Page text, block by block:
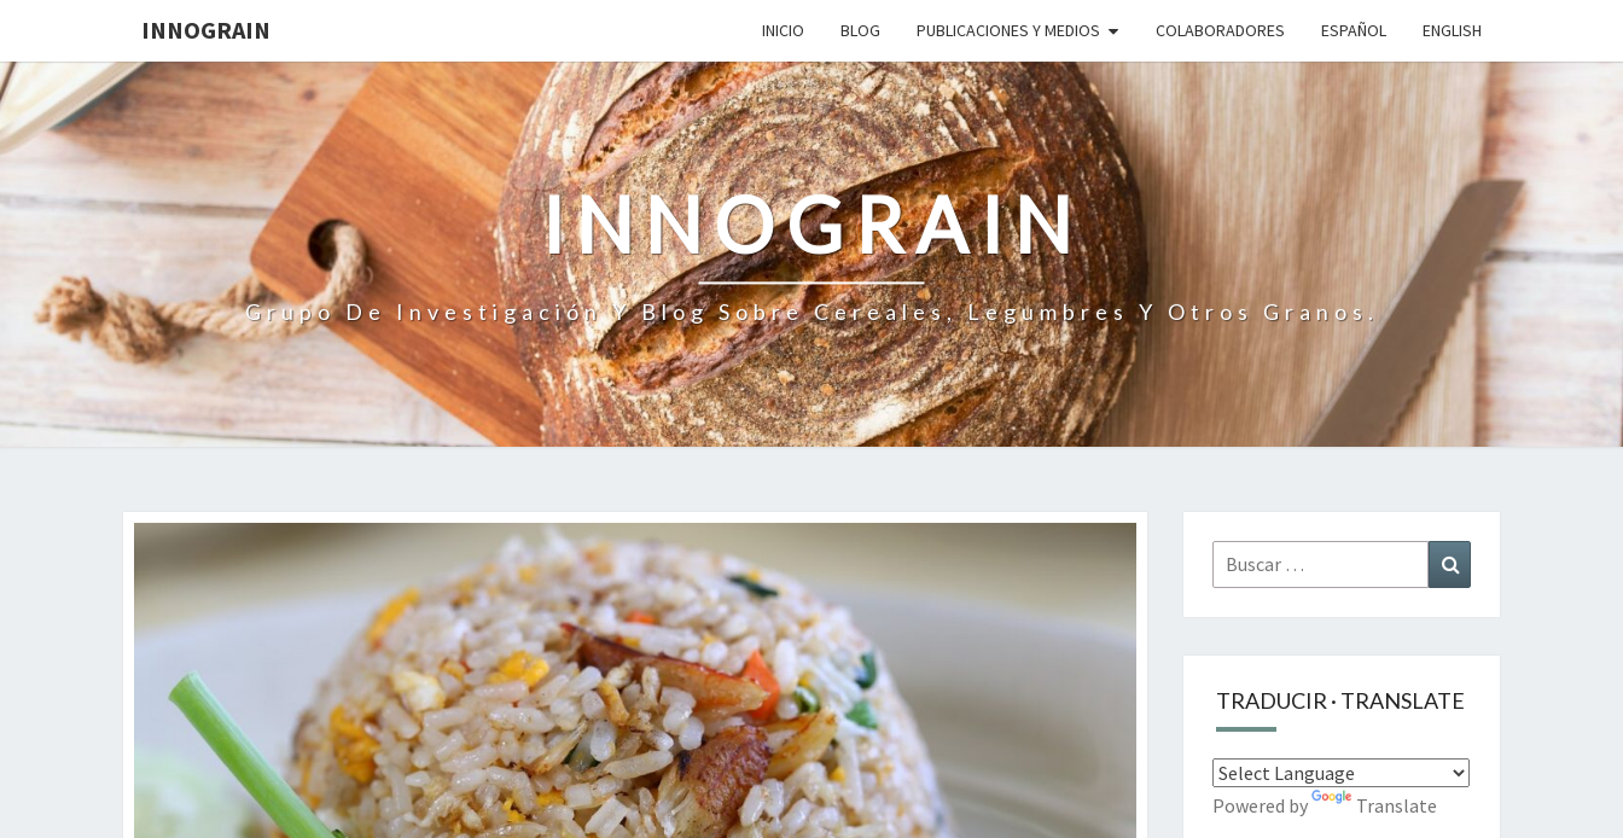
INNOGRAIN INICIO BLOG PUBLICACIONES Y MEDIOS COLABORADORES ESPAÑOL ENGLISH
INNOGRAIN
Grupo De Investigación Y Blog Sobre Cereales, Legumbres Y Otros Granos.
Buscar
por:
TRADUCIR · TRANSLATE
Powered by Translate